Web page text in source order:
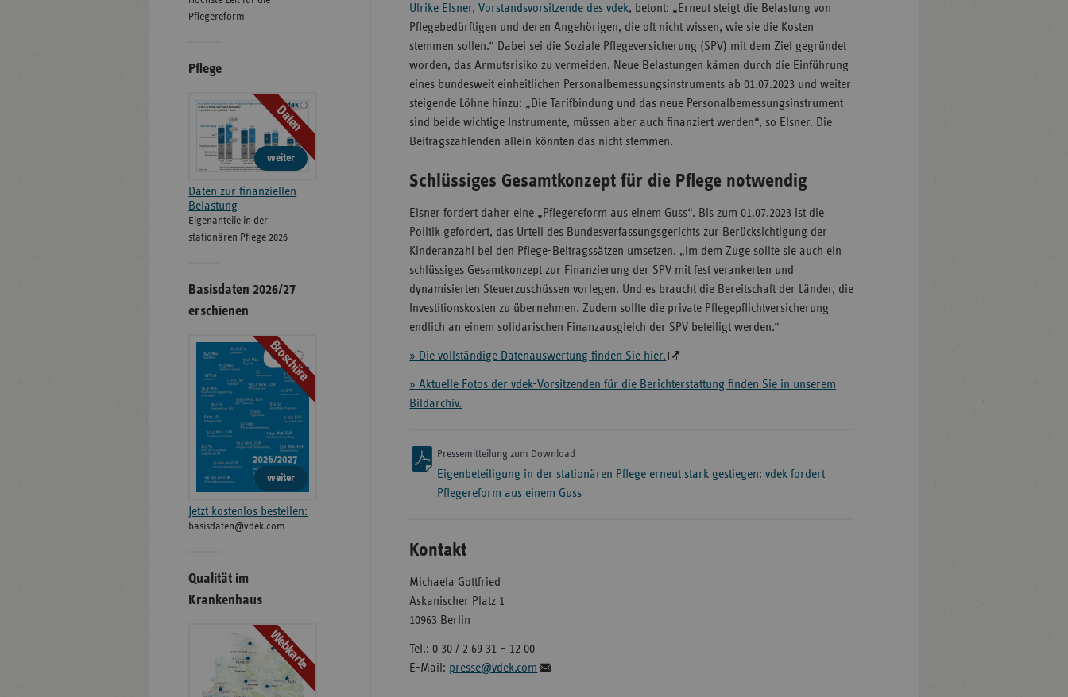
Ulrike Elsner, Vorstandsvorsitzende des vdek, betont: „Erneut steigt die Belastung von
Pflegebedürftigen und deren Angehörigen, die oft nicht wissen, wie sie die Kosten
stemmen sollen.“ Dabei sei die Soziale Pflegeversicherung (SPV) mit dem Ziel gegründet
worden, das Armutsrisiko zu vermeiden. Neue Belastungen kämen durch die Einführung
eines bundesweit einheitlichen Personalbemessungsinstruments ab 01.07.2023 und weiter
steigende Löhne hinzu: „Die Tarifbindung und das neue Personalbemessungsinstrument
sind beide wichtige Instrumente, müssen aber auch finanziert werden“, so Elsner. Die
Beitragszahlenden allein könnten das nicht stemmen.
Schlüssiges Gesamtkonzept für die Pflege notwendig
Elsner fordert daher eine „Pflegereform aus einem Guss“. Bis zum 01.07.2023 ist die
Politik gefordert, das Urteil des Bundesverfassungsgerichts zur Berücksichtigung der
Kinderanzahl bei den Pflege-Beitragssätzen umsetzen. „Im dem Zuge sollte sie auch ein
schlüssiges Gesamtkonzept zur Finanzierung der SPV mit fest verankerten und
dynamisierten Steuerzuschüssen vorlegen. Und es braucht die Bereitschaft der Länder, die
Investitionskosten zu übernehmen. Zudem sollte die private Pflegepflichtversicherung
endlich an einem solidarischen Finanzausgleich der SPV beteiligt werden.“
» Die vollständige Datenauswertung finden Sie hier.
» Aktuelle Fotos der vdek-Vorsitzenden für die Berichterstattung finden Sie in unserem
Bildarchiv.
Pressemitteilung zum Download
Eigenbeteiligung in der stationären Pflege erneut stark gestiegen: vdek fordert
Pflegereform aus einem Guss
Kontakt
Michaela Gottfried
Askanischer Platz 1
10963 Berlin
Tel.: 0 30 / 2 69 31 – 12 00
E-Mail: presse@vdek.com
Pflegereform
Pflege
Daten
weiter
Daten zur finanziellen
Belastung
Eigenanteile in der
stationären Pflege 2026
Basisdaten 2026/27
erschienen
Broschüre
weiter
Jetzt kostenlos bestellen:
basisdaten@vdek.com
Qualität im
Krankenhaus
Webkarte